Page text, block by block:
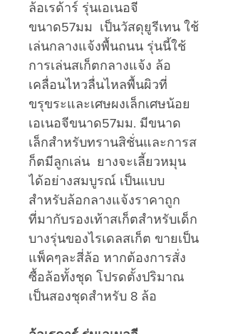
ล้อเรด้าร์ รุ่นเอเนอจี
ขนาด57มม เป็นวัสดุยูรีเทน ใช้
เล่นกลางแจ้งพื้นถนน รุ่นนี้ใช้
การเล่นสเก็ตกลางแจ้ง ล้อ
เคลื่อนไหวลื่นไหลพื้นผิวที่
ขรุขระและเศษผงเล็กเศษน้อย
เอเนอจีขนาด57มม. มีขนาด
เล็กสำหรับทรานสิชั่นและการส
ก็ตมีลูกเล่น ยางจะเลี้ยวหมุน
ได้อย่างสมบูรณ์ เป็นแบบ
สำหรับล้อกลางแจ้งราคาถูก
ที่มากับรองเท้าสเก็ตสำหรับเด็ก
บางรุ่นของไรเดลสเก็ต ขายเป็น
แพ็คๆละสี่ล้อ หากต้องการสั่ง
ซื้อล้อทั้งชุด โปรดตั้งปริมาณ
เป็นสองชุดสำหรับ 8 ล้อ